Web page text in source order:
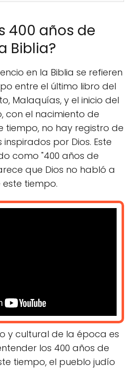
400 años de
Biblia?
en la Biblia se refieren
entre el último libro del
Malaquías, y el inicio del
con el nacimiento de
tiempo, no hay registro de
por Dios. Este
como "400 años de
que Dios no habló a
tiempo.
y cultural de la época es
los 400 años de
tiempo, el pueblo judío